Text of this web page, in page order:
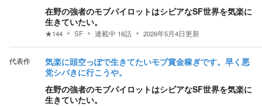
在野の強者のモブパイロットはシビアなSF世界を気楽に
生きていたい。
★144 SF 連載中 16話 2026年5月4日更新
代表作
気楽に頭空っぽで生きてたいモブ賞金稼ぎです。早く悪
党シバきに行こうや。
在野の強者のモブパイロットはシビアなSF世界を気楽に
生きていたい。